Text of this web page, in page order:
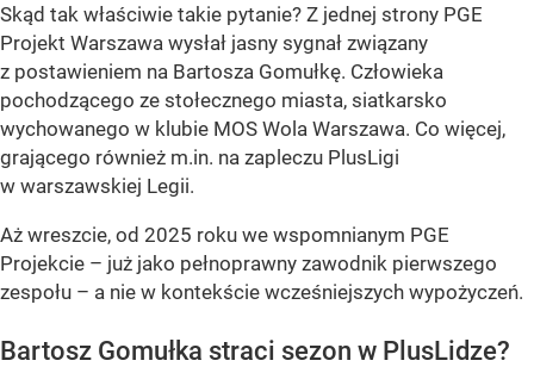
Skąd tak właściwie takie pytanie? Z jednej strony PGE
Projekt Warszawa wysłał jasny sygnał związany
z postawieniem na Bartosza Gomułkę. Człowieka
pochodzącego ze stołecznego miasta, siatkarsko
wychowanego w klubie MOS Wola Warszawa. Co więcej,
grającego również m.in. na zapleczu PlusLigi
w warszawskiej Legii.
Aż wreszcie, od 2025 roku we wspomnianym PGE
Projekcie – już jako pełnoprawny zawodnik pierwszego
zespołu – a nie w kontekście wcześniejszych wypożyczeń.
Bartosz Gomułka straci sezon w PlusLidze?